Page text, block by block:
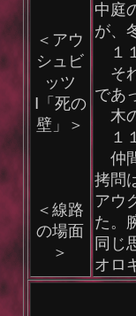
＜アウ
シュビ
ッツ
Ⅰ「死の
壁」＞
＜線路
の場面
＞
中庭
が、
１
そ
であ
木
１
仲
拷問
アウ
た。
同じ
オロ